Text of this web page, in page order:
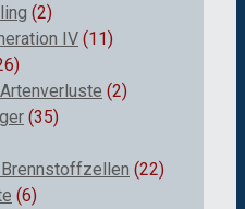
(2)
IV (11)
(2)
(35)
(22)
(6)